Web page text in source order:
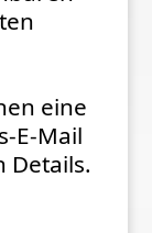
eine
E-Mail
Details.